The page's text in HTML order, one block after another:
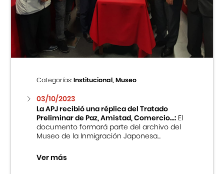
Categorías:Institucional, Museo
03/10/2023
La APJ recibió una réplica del Tratado
Preliminar de Paz, Amistad, Comercio...:El
documento formará parte del archivo del
Museo de la Inmigración Japonesa...
Ver más